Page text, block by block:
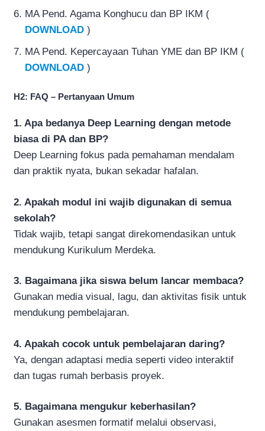
MA Pend. Agama Konghucu dan BP IKM (
DOWNLOAD )
MA Pend. Kepercayaan Tuhan YME dan BP IKM (
DOWNLOAD )
H2: FAQ – Pertanyaan Umum
1. Apa bedanya Deep Learning dengan metode
biasa di PA dan BP?
Deep Learning fokus pada pemahaman mendalam
dan praktik nyata, bukan sekadar hafalan.
2. Apakah modul ini wajib digunakan di semua
sekolah?
Tidak wajib, tetapi sangat direkomendasikan untuk
mendukung Kurikulum Merdeka.
3. Bagaimana jika siswa belum lancar membaca?
Gunakan media visual, lagu, dan aktivitas fisik untuk
mendukung pembelajaran.
4. Apakah cocok untuk pembelajaran daring?
Ya, dengan adaptasi media seperti video interaktif
dan tugas rumah berbasis proyek.
5. Bagaimana mengukur keberhasilan?
Gunakan asesmen formatif melalui observasi,